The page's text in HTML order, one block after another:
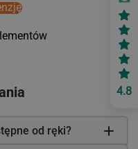
od ręki?
4.8